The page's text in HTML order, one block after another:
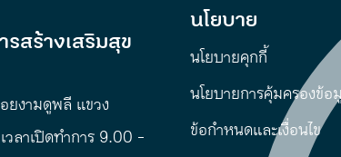
สร้างเสริมสุข
ยงามดูพลี แขวง
วลาเปิดทำการ 9.00 -
นโยบาย
นโยบายคุกกี้
นโยบายการคุ้มครองข้
ข้อกำหนดและเงื่อนไข